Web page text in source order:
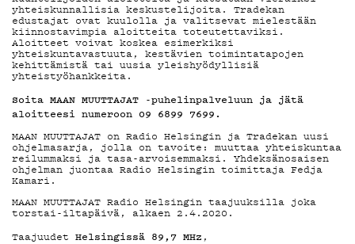
G LIVELAB
yhteiskunnallisia keskustelijoita. Tradekan
edustajat ovat kuulolla ja valitsevat mielestään
kiinnostavimpia aloitteita toteutettaviksi.
Aloitteet voivat koskea esimerkiksi
yhteiskuntavastuuta, kestävien toimintatapojen
kehittämistä tai uusia yleishyödyllisiä
yhteistyöhankkeita.
Soita MAAN MUUTTAJAT -puhelinpalveluun ja jätä
aloitteesi numeroon 09 6899 7699.
MAAN MUUTTAJAT on Radio Helsingin ja Tradekan uusi
ohjelmasarja, jolla on tavoite: muuttaa yhteiskuntaa
reilummaksi ja tasa-arvoisemmaksi. Yhdeksänosaisen
ohjelman juontaa Radio Helsingin toimittaja Fedja
Kamari.
MAAN MUUTTAJAT Radio Helsingin taajuuksilla joka
torstai-iltapäivä, alkaen 2.4.2020.
Taajuudet Helsingissä 89,7 MHz ,